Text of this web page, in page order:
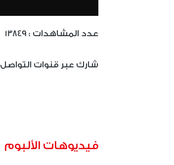
13849 : عدد المشاهدات
شارك عبر قنوات التواصل
فيديوهات الألبوم